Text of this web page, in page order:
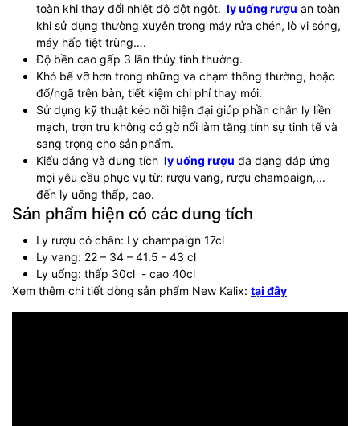
toàn khi thay đổi nhiệt độ đột ngột. ly uống rượu an toàn
khi sử dụng thường xuyên trong máy rửa chén, lò vi sóng,
máy hấp tiệt trùng….
Độ bền cao gấp 3 lần thủy tinh thường.
Khó bể vỡ hơn trong những va chạm thông thường, hoặc
đổ/ngã trên bàn, tiết kiệm chi phí thay mới.
Sử dụng kỹ thuật kéo nối hiện đại giúp phần chân ly liền
mạch, trơn tru không có gờ nối làm tăng tính sự tinh tế và
sang trọng cho sản phẩm.
Kiểu dáng và dung tích ly uống rượu đa dạng đáp ứng
mọi yêu cầu phục vụ từ: rượu vang, rượu champaign,...
đến ly uống thấp, cao.
Sản phẩm hiện có các dung tích
Ly rượu có chân: Ly champaign 17cl
Ly vang: 22 – 34 – 41.5 - 43 cl
Ly uống: thấp 30cl - cao 40cl
Xem thêm chi tiết dòng sản phẩm New Kalix: tại đây